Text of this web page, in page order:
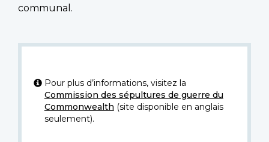
communal.
Pour plus d’informations, visitez la
Commission des sépultures de guerre du
Commonwealth (site disponible en anglais
seulement).